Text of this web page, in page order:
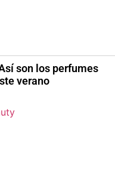
son los perfumes
verano